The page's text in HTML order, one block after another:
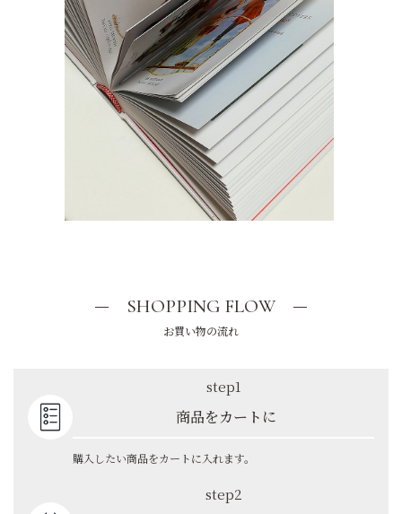
SHOPPING FLOW
お買い物の流れ
step1
商品をカートに
購入したい商品をカートに入れます。
step2